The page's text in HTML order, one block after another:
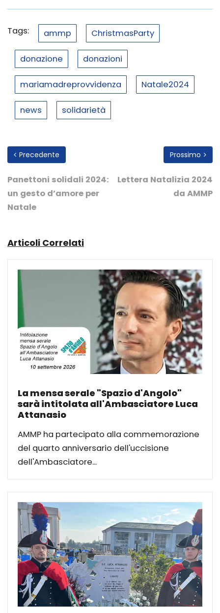
Tags: ammp ChristmasParty
donazione donazioni
mariamadreprovvidenza Natale2024
news solidarietà
Precedente
Panettoni solidali 2024:
un gesto d’amore per
Natale
Prossimo
Lettera Natalizia 2024
da AMMP
Articoli Correlati
La mensa serale "Spazio d'Angolo"
sarà intitolata all'Ambasciatore Luca
Attanasio
AMMP ha partecipato alla commemorazione
del quarto anniversario dell'uccisione
dell'Ambasciatore...